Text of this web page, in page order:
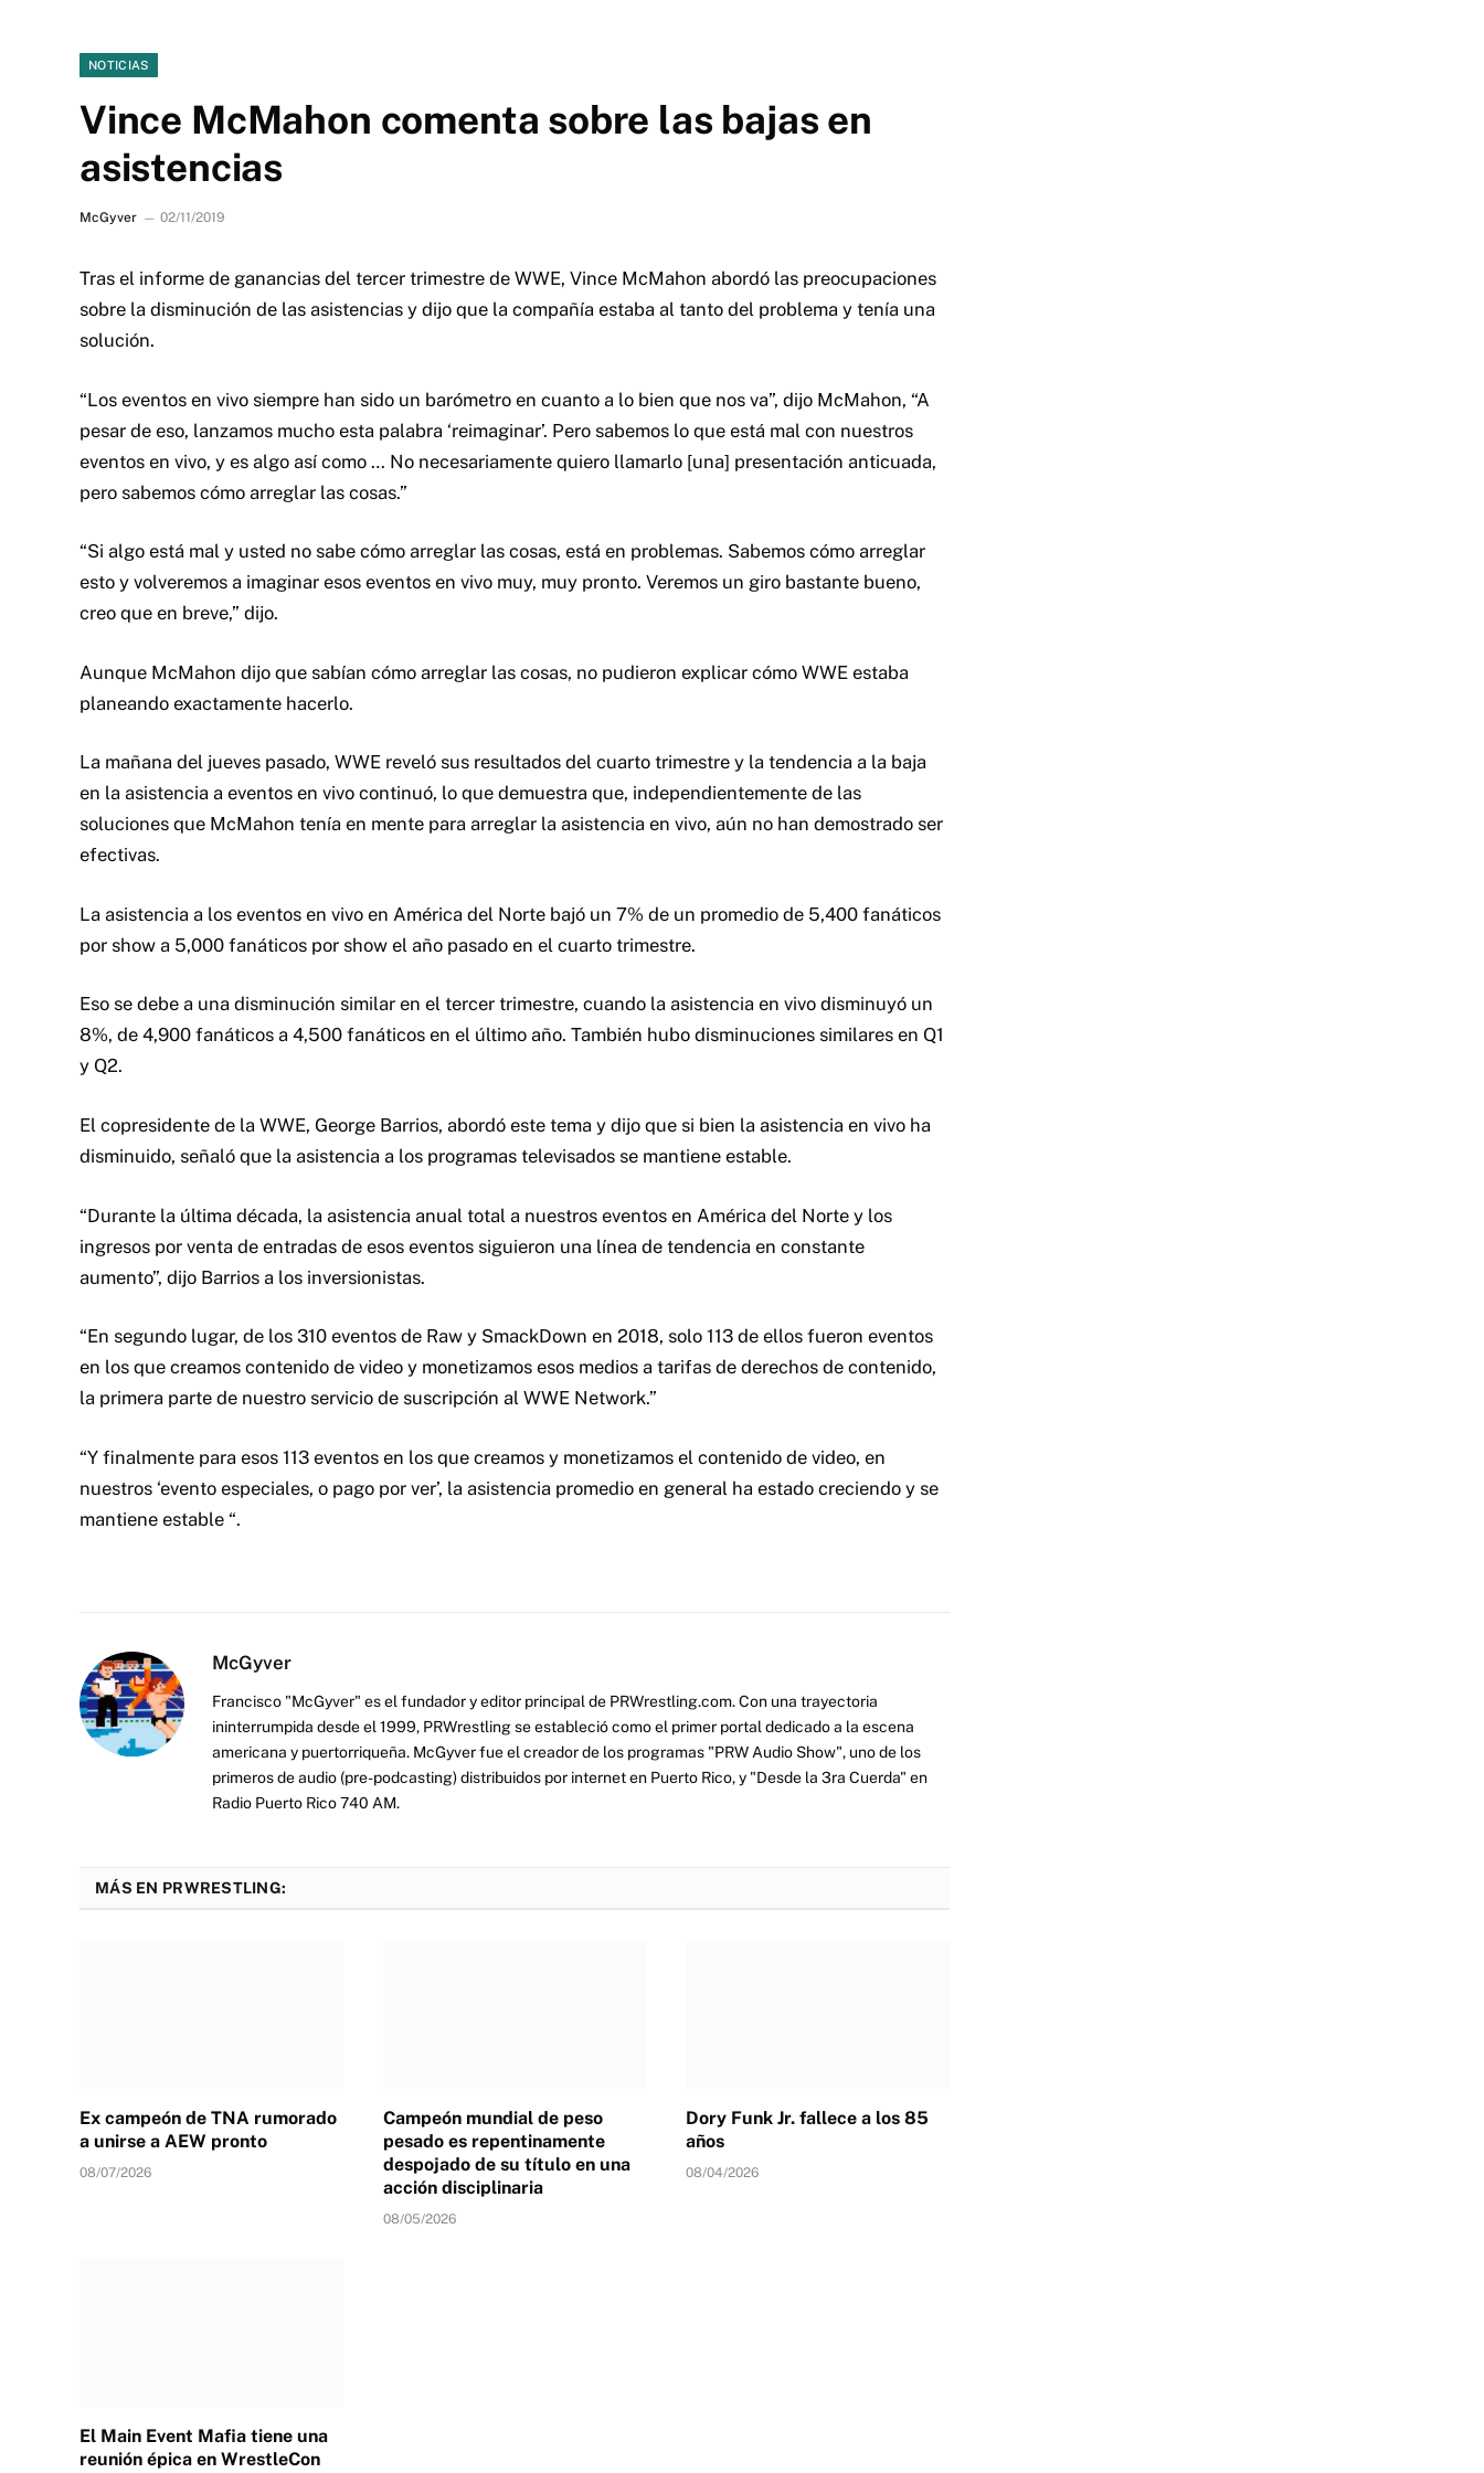
NOTICIAS
Vince McMahon comenta sobre las bajas en
asistencias
McGyver 02/11/2019
Tras el informe de ganancias del tercer trimestre de WWE, Vince McMahon abordó las preocupaciones
sobre la disminución de las asistencias y dijo que la compañía estaba al tanto del problema y tenía una
solución.
“Los eventos en vivo siempre han sido un barómetro en cuanto a lo bien que nos va”, dijo McMahon, “A
pesar de eso, lanzamos mucho esta palabra ‘reimaginar’. Pero sabemos lo que está mal con nuestros
eventos en vivo, y es algo así como … No necesariamente quiero llamarlo [una] presentación anticuada,
pero sabemos cómo arreglar las cosas.”
“Si algo está mal y usted no sabe cómo arreglar las cosas, está en problemas. Sabemos cómo arreglar
esto y volveremos a imaginar esos eventos en vivo muy, muy pronto. Veremos un giro bastante bueno,
creo que en breve,” dijo.
Aunque McMahon dijo que sabían cómo arreglar las cosas, no pudieron explicar cómo WWE estaba
planeando exactamente hacerlo.
La mañana del jueves pasado, WWE reveló sus resultados del cuarto trimestre y la tendencia a la baja
en la asistencia a eventos en vivo continuó, lo que demuestra que, independientemente de las
soluciones que McMahon tenía en mente para arreglar la asistencia en vivo, aún no han demostrado ser
efectivas.
La asistencia a los eventos en vivo en América del Norte bajó un 7% de un promedio de 5,400 fanáticos
por show a 5,000 fanáticos por show el año pasado en el cuarto trimestre.
Eso se debe a una disminución similar en el tercer trimestre, cuando la asistencia en vivo disminuyó un
8%, de 4,900 fanáticos a 4,500 fanáticos en el último año. También hubo disminuciones similares en Q1
y Q2.
El copresidente de la WWE, George Barrios, abordó este tema y dijo que si bien la asistencia en vivo ha
disminuido, señaló que la asistencia a los programas televisados ​​se mantiene estable.
“Durante la última década, la asistencia anual total a nuestros eventos en América del Norte y los
ingresos por venta de entradas de esos eventos siguieron una línea de tendencia en constante
aumento”, dijo Barrios a los inversionistas.
“En segundo lugar, de los 310 eventos de Raw y SmackDown en 2018, solo 113 de ellos fueron eventos
en los que creamos contenido de video y monetizamos esos medios a tarifas de derechos de contenido,
la primera parte de nuestro servicio de suscripción al WWE Network.”
“Y finalmente para esos 113 eventos en los que creamos y monetizamos el contenido de video, en
nuestros ‘evento especiales, o pago por ver’, la asistencia promedio en general ha estado creciendo y se
mantiene estable “.
McGyver
Francisco "McGyver" es el fundador y editor principal de PRWrestling.com. Con una trayectoria
ininterrumpida desde el 1999, PRWrestling se estableció como el primer portal dedicado a la escena
americana y puertorriqueña. McGyver fue el creador de los programas "PRW Audio Show", uno de los
primeros de audio (pre-podcasting) distribuidos por internet en Puerto Rico, y "Desde la 3ra Cuerda" en
Radio Puerto Rico 740 AM.
MÁS EN PRWRESTLING:
Ex campeón de TNA rumorado
a unirse a AEW pronto
08/07/2026
Campeón mundial de peso
pesado es repentinamente
despojado de su título en una
acción disciplinaria
08/05/2026
Dory Funk Jr. fallece a los 85
años
08/04/2026
El Main Event Mafia tiene una
reunión épica en WrestleCon